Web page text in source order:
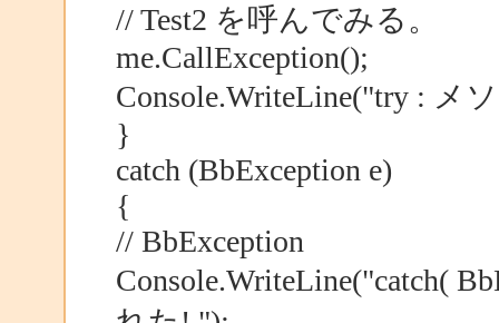
// Test2 を呼んでみる。
me.CallException();
Console.WriteLine("try : メ
}
catch (BbException e)
{
// BbException
Console.WriteLine("catch(